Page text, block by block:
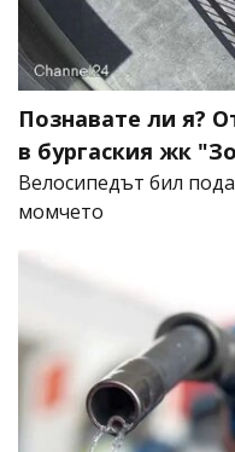
Познавате ли я?
в бургаския жк
Велосипедът бил
момчето